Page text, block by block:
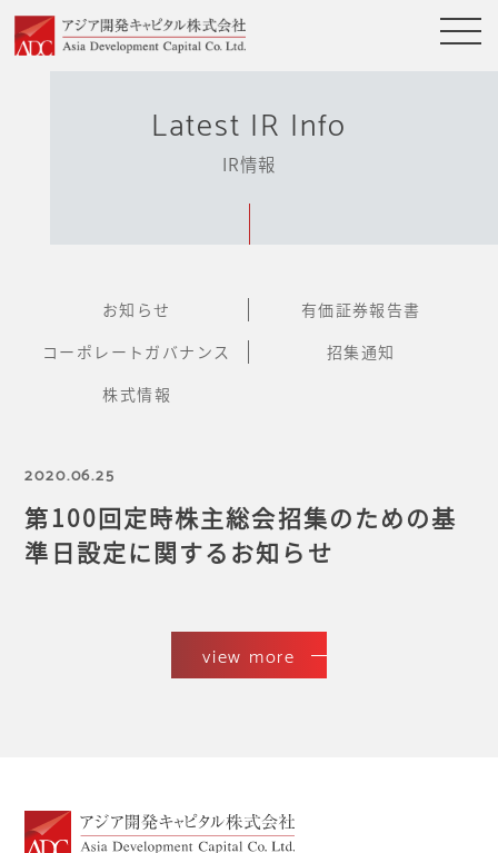
Latest IR Info
IR情報
お知らせ
有価証券報告書
コーポレートガバナンス
招集通知
株式情報
2020.06.25
第100回定時株主総会招集のための基
準日設定に関するお知らせ
view more